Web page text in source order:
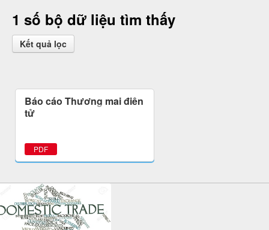
1 số bộ dữ liệu tìm thấy
Kết quả lọc
Báo cáo Thương mại điện
tử
PDF